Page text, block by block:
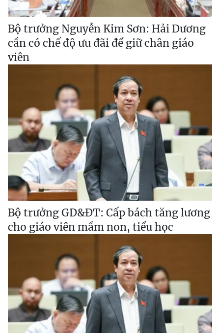
Bộ trưởng Nguyễn Kim Sơn: Hải Dương
cần có chế độ ưu đãi để giữ chân giáo
viên
Bộ trưởng GD&ĐT: Cấp bách tăng lương
cho giáo viên mầm non, tiểu học